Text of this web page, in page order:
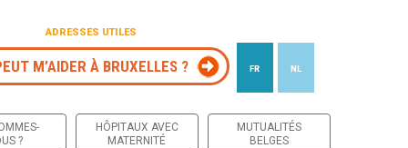
ADRESSES UTILES
M’AIDER À BRUXELLES ? FR NL
?
HÔPITAUX AVEC
MATERNITÉ
MUTUALITÉS
BELGES